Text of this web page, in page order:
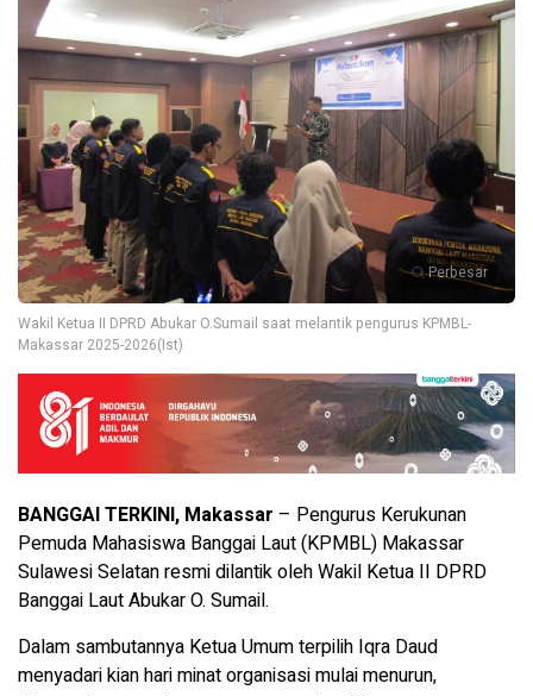
Perbesar
Wakil Ketua II DPRD Abukar O.Sumail saat melantik pengurus KPMBL-
Makassar 2025-2026(Ist)
BANGGAI TERKINI, Makassar – Pengurus Kerukunan
Pemuda Mahasiswa Banggai Laut (KPMBL) Makassar
Sulawesi Selatan resmi dilantik oleh Wakil Ketua II DPRD
Banggai Laut Abukar O. Sumail.
Dalam sambutannya Ketua Umum terpilih Iqra Daud
menyadari kian hari minat organisasi mulai menurun,